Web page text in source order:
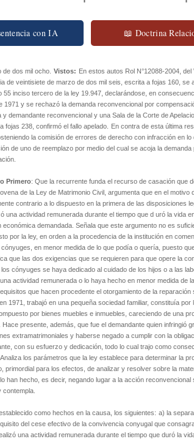
con IA 📖 Doctrina
dos mil ocho. Vistos: En estos autos Rol N°12088-2004,
de veintisiete de marzo de dos mil seis, escrita a fojas 160, se
55 inciso tercero de la ley 19.947, declarándose, en
1971 y se rechazó la demanda reconvencional por
y demandante reconvencional y una Sala de la Corte de
fojas 238, confirmó el fallo apelado.
En contra de esta última
la comisión de errores de derecho con infracción en
de uno de reemplazo por medio del cual se acoja la
Primero: Que la recurrente funda el recurso de casación que
de la Ley de Matrimonio Civil, argumenta que en el
contrario a lo dispuesto en la primera de las disposiciones
una actividad remunerada durante el tiempo que d uró la vida
demandada. Señala que este argumento no es
por la ley, en orden a la procedencia de la institución en
en menor medida de lo que podía o quería, puesto
que las dos exigencias que se requieren para que opere la
cónyuges se haya dedicado al cuidado de los hijos o a las
actividad remunerada o lo haya hecho en menor medida de
que hacen procedente el otorgamiento de la
1971, trabajó en una pequeña sociedad familiar, constituía
por bienes muebles e inmuebles, careciendo de una
presente, además, que fue el demandante quien infringió
extramatrimoniales y haberse negado a cumplir con la
con su esfuerzo y dedicación, todo lo cual trajo como
Analiza los parámetros que la ley establece para determinar la
primordial para los efectos, de analizar y resolver sobre la
han hecho, es decir, negando lugar a la acción
contempla.
como hechos en la causa, los siguientes: a) la
del cese efectivo de la convivencia conyugal que
una actividad remunerada durante el tiempo que duró la